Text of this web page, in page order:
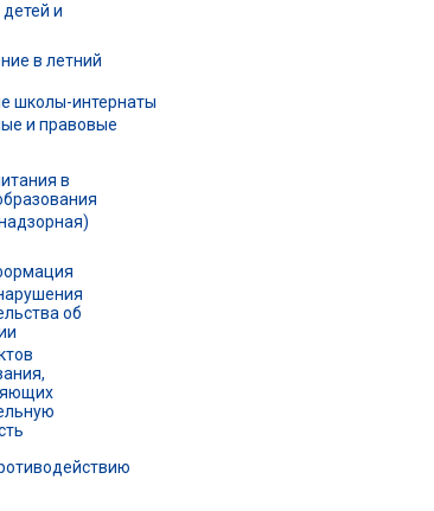
и
в летний
школы-интернаты
и правовые
в
об